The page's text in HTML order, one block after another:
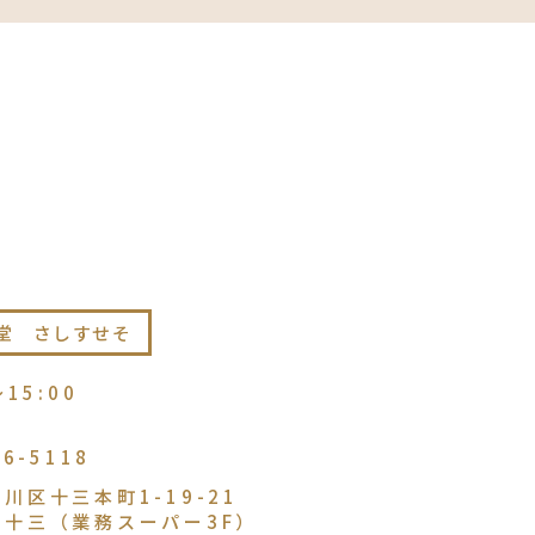
さしすせそ
15:00
5118
川区十三本町1-19-21
三（業務スーパー3F）